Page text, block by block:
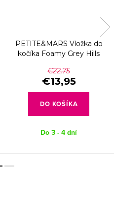
PETITE&MARS Vložka do
kočíka Foamy Grey Hills
€22,75
€13,95
DO KOŠÍKA
Do 3 - 4 dní